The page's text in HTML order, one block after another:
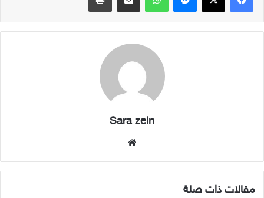
Sara zein
مقالات ذات صلة